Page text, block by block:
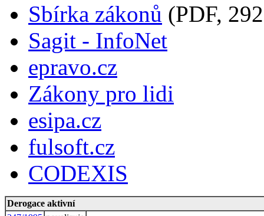
Sbírka zákonů (PDF,
Sagit - InfoNet
epravo.cz
Zákony pro lidi
esipa.cz
fulsoft.cz
CODEXIS
Derogace aktivní